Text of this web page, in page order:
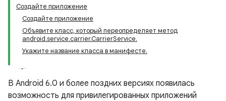
Создайте приложение
Создайте приложение
Объявите класс, который переопределяет метод
android.service.carrier.CarrierService.
Укажите название класса в манифесте.
В Android 6.0 и более поздних версиях появилась
возможность для привилегированных приложений